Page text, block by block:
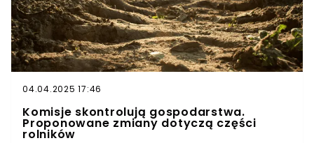
04.04.2025 17:46
Komisje skontrolują gospodarstwa.
Proponowane zmiany dotyczą części
rolników